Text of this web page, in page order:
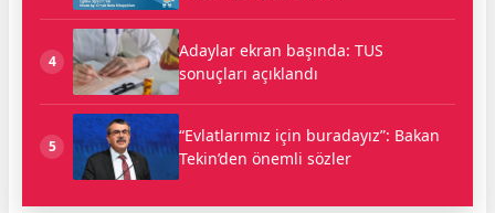
4
Adaylar ekran başında: TUS
sonuçları açıklandı
5
“Evlatlarımız için buradayız”: Bakan
Tekin’den önemli sözler